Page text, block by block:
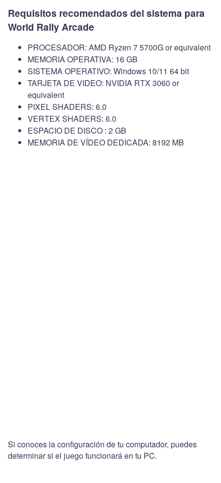
Requisitos recomendados del sistema para
World Rally Arcade
PROCESADOR: AMD Ryzen 7 5700G or equivalent
MEMORIA OPERATIVA: 16 GB
SISTEMA OPERATIVO: Windows 10/11 64 bit
TARJETA DE VIDEO: NVIDIA RTX 3060 or
equivalent
PIXEL SHADERS: 6.0
VERTEX SHADERS: 6.0
ESPACIO DE DISCO : 2 GB
MEMORIA DE VÍDEO DEDICADA: 8192 MB
Si conoces la configuración de tu computador, puedes
determinar si el juego funcionará en tu PC.